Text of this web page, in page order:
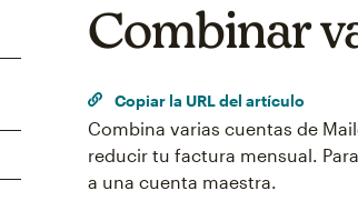
Combinar
Copiar la URL del artículo
Combina varias cuentas de
reducir tu factura mensual.
a una cuenta maestra.